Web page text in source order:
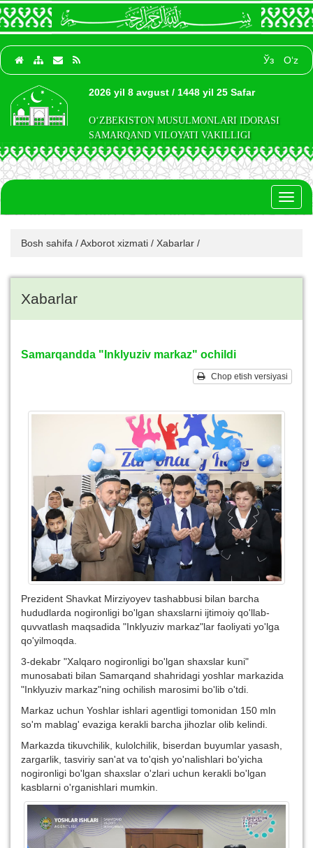
Ўз O‘z
2026 yil 8 avgust / 1448 yil 25 Safar
O‘ZBEKISTON MUSULMONLARI IDORASI
SAMARQAND VILOYATI VAKILLIGI
Bosh sahifa /Axborot xizmati / Xabarlar /
Xabarlar
Samarqandda "Inklyuziv markaz" ochildi
Chop etish versiyasi
Prezident Shavkat Mirziyoyev tashabbusi bilan barcha
hududlarda nogironligi bo'lgan shaxslarni ijtimoiy qo'llab-
quvvatlash maqsadida "Inklyuziv markaz"lar faoliyati yo'lga
qo'yilmoqda.
3-dekabr "Xalqaro nogironligi bo'lgan shaxslar kuni"
munosabati bilan Samarqand shahridagi yoshlar markazida
"Inklyuziv markaz"ning ochilish marosimi bo'lib o'tdi.
Markaz uchun Yoshlar ishlari agentligi tomonidan 150 mln
so'm mablag' evaziga kerakli barcha jihozlar olib kelindi.
Markazda tikuvchilik, kulolchilik, biserdan buyumlar yasash,
zargarlik, tasviriy san'at va to'qish yo'nalishlari bo'yicha
nogironligi bo'lgan shaxslar o'zlari uchun kerakli bo'lgan
kasblarni o'rganishlari mumkin.